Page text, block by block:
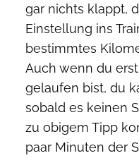
gar nichts klappt,
Einstellung ins
bestimmtes
Auch wenn du
gelaufen bist, du
sobald es keinen
zu obigem Tipp
paar Minuten der